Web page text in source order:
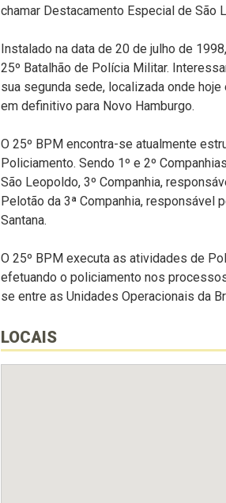
chamar Destacamento Especial de São
Instalado na data de 20 de julho de
25º Batalhão de Polícia Militar.
sua segunda sede, localizada onde
em definitivo para Novo Hamburgo.
O 25º BPM encontra-se atualmente
Policiamento. Sendo 1º e 2º
São Leopoldo, 3º Companhia,
Pelotão da 3ª Companhia, responsável
Santana.
O 25º BPM executa as atividades de
efetuando o policiamento nos
se entre as Unidades Operacionais da
LOCAIS